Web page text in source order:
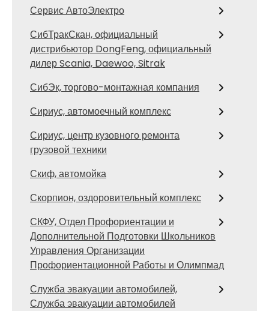
Сервис АвтоЭлектро
СибТракСкан, официальный
дистрибьютор DongFeng, официальный
дилер Scania, Daewoo, Sitrak
СибЭк, торгово-монтажная компания
Сириус, автомоечный комплекс
Сириус, центр кузовного ремонта
грузовой техники
Скиф, автомойка
Скорпион, оздоровительный комплекс
СКФУ, Отдел Профориентации и
Дополнительной Подготовки Школьников
Управления Организации
Профориентационной Работы и Олимпмад
Служба эвакуации автомобилей,
Служба эвакуации автомобилей